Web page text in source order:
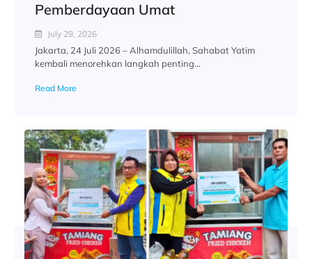
Pemberdayaan Umat
July 29, 2026
Jakarta, 24 Juli 2026 – Alhamdulillah, Sahabat Yatim
kembali menorehkan langkah penting...
Read More